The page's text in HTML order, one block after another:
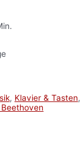
, Klavier & Tasten,